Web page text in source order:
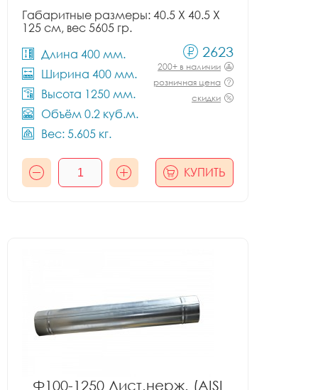
Габаритные размеры: 40.5 X 40.5 X
125 см, вес 5605 гр.
Длина 400 мм.
Ширина 400 мм.
Высота 1250 мм.
Объём 0.2 куб.м.
Вес: 5.605 кг.
2623
200+ в наличии
розничная цена
скидки
КУПИТЬ
Ф100-1250 Лист.нерж. (AISI